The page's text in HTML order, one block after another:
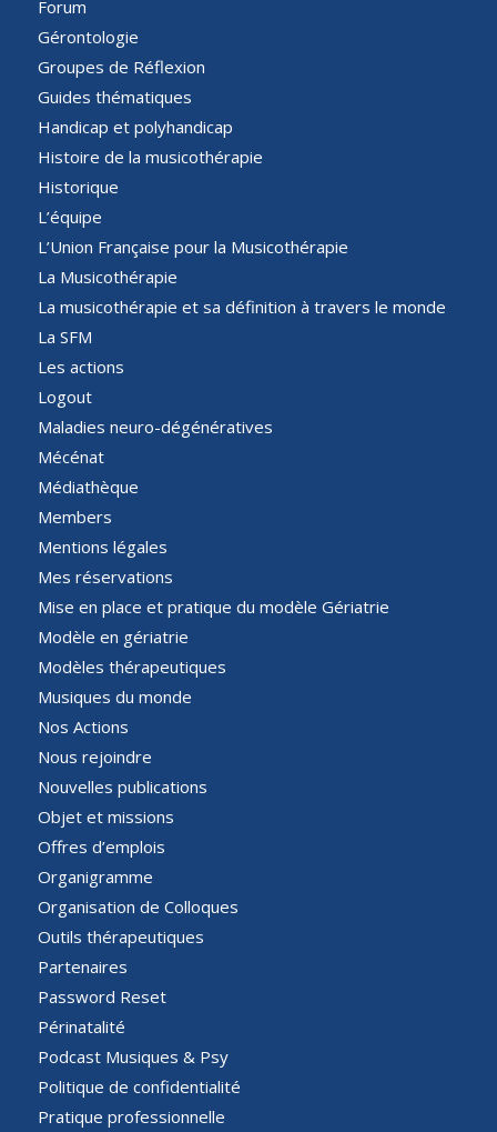
Forum
Gérontologie
Groupes de Réflexion
Guides thématiques
Handicap et polyhandicap
Histoire de la musicothérapie
Historique
L’équipe
L’Union Française pour la Musicothérapie
La Musicothérapie
La musicothérapie et sa définition à travers le monde
La SFM
Les actions
Logout
Maladies neuro-dégénératives
Mécénat
Médiathèque
Members
Mentions légales
Mes réservations
Mise en place et pratique du modèle Gériatrie
Modèle en gériatrie
Modèles thérapeutiques
Musiques du monde
Nos Actions
Nous rejoindre
Nouvelles publications
Objet et missions
Offres d’emplois
Organigramme
Organisation de Colloques
Outils thérapeutiques
Partenaires
Password Reset
Périnatalité
Podcast Musiques & Psy
Politique de confidentialité
Pratique professionnelle